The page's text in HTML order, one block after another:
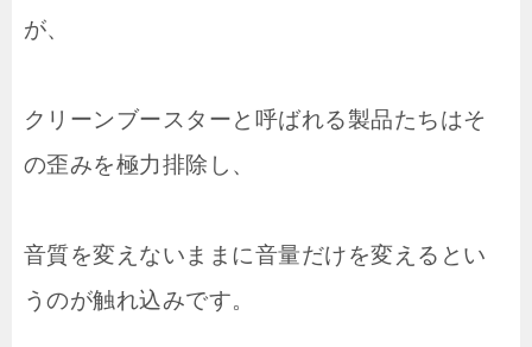
が、
クリーンブースターと呼ばれる製品たちはそ
の歪みを極力排除し、
音質を変えないままに音量だけを変えるとい
うのが触れ込みです。